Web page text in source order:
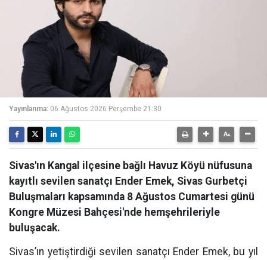
Yayınlanma: 06 Ağustos 2026 Perşembe 21:30
Sivas'ın Kangal ilçesine bağlı Havuz Köyü nüfusuna
kayıtlı sevilen sanatçı Ender Emek, Sivas Gurbetçi
Buluşmaları kapsamında 8 Ağustos Cumartesi günü
Kongre Müzesi Bahçesi'nde hemşehrileriyle
buluşacak.
Sivas’ın yetiştirdiği sevilen sanatçı Ender Emek, bu yıl